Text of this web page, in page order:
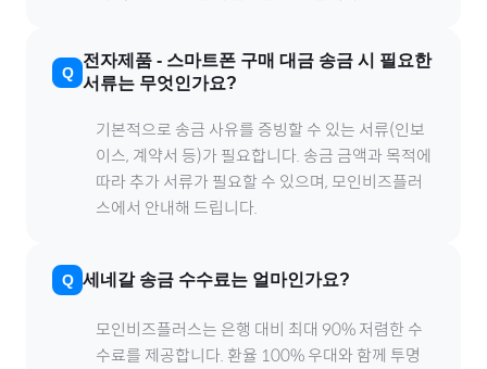
전자제품 - 스마트폰 구매 대금 송금 시 필요한
서류는 무엇인가요?
기본적으로 송금 사유를 증빙할 수 있는 서류(인보
이스, 계약서 등)가 필요합니다. 송금 금액과 목적에
따라 추가 서류가 필요할 수 있으며, 모인비즈플러
스에서 안내해 드립니다.
세네갈송금 수수료는 얼마인가요?
모인비즈플러스는 은행 대비 최대 90% 저렴한 수
수료를 제공합니다. 환율 100% 우대와 함께 투명